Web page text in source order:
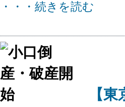
・・・続きを読む
【